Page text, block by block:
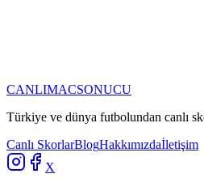
CANLIMACSONUCU
Türkiye ve dünya futbolundan canlı
Canlı SkorlarBlogHakkımızdaİletişim
X